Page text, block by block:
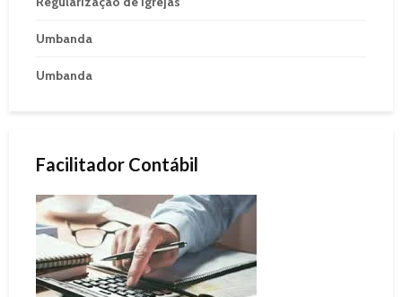
Umbanda
Umbanda
Facilitador Contábil